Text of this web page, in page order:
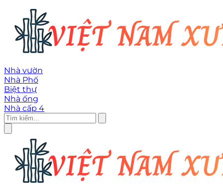
Nhà vườn
Nhà Phố
Biệt thự
Nhà ống
Nhà cấp 4